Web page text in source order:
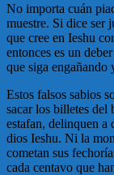
No importa cuán
muestre. Si dice ser
que cree en Ieshu
entonces es un
que siga engañando
Estos falsos sabios
sacar los billetes del
estafan, delinquen a
dios Ieshu. Ni la
cometan sus
cada centavo que